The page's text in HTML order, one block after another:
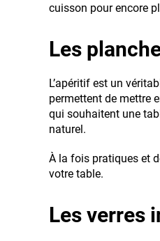
cuisson pour encore
Les
L’apéritif est un
permettent de mettre
qui souhaitent une
naturel.
À la fois pratiques et
votre table.
Les verres